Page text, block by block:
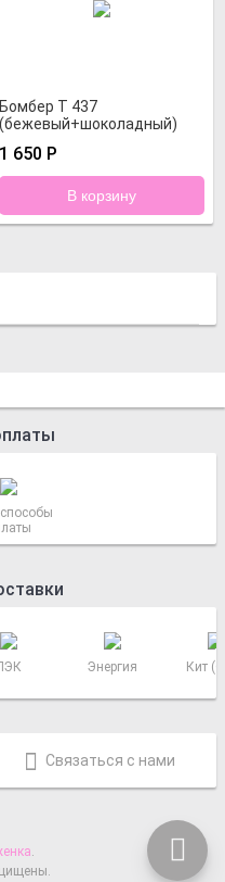
Бомбер Т 437
(бежевый+шоколадный)
1 650 Р
Энергия Кит
Связаться с нами
.